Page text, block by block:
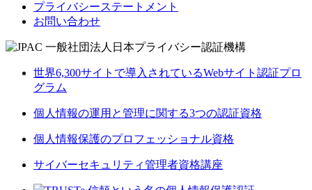
プライバシーステートメント
お問い合わせ
世界6,300サイトで導入されているWebサイト認証プロ
グラム
個人情報の運用と管理に関する3つの認証資格
個人情報保護のプロフェッショナル資格
サイバーセキュリティ管理者資格講座